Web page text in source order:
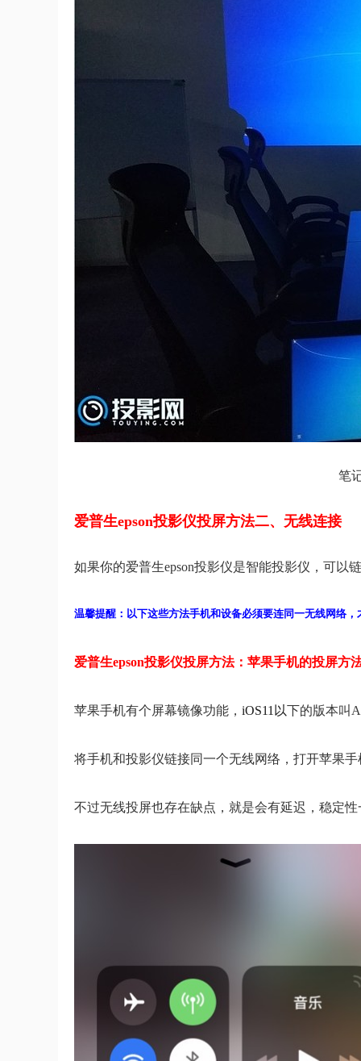
笔
爱普生epson投影仪投屏方法二、无线连接
如果你的爱普生epson投影仪是智能投影仪，可以
温馨提醒：以下这些方法手机和设备必须要连同一无线网络，
爱普生epson投影仪投屏方法：苹果手机的投屏方
苹果手机有个屏幕镜像功能， iOS11以下的版本叫
将手机和投影仪链接同一个无线网络，打开苹果
不过无线投屏也存在缺点，就是会有延迟，稳定